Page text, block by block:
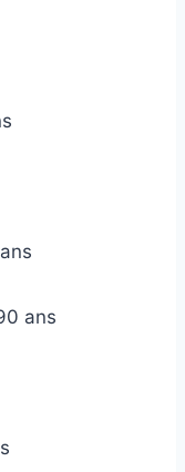
ans